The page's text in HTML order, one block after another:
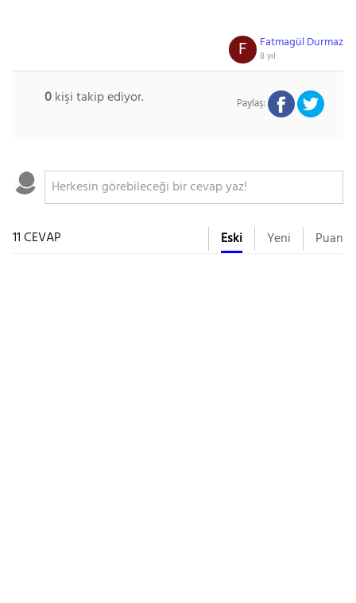
Fatmagül Durmaz
8 yıl
F
0kişi takip ediyor. Paylaş:
11 CEVAP Eski Yeni Puan